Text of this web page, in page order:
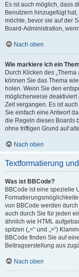
Es ist auch möglich, dass
Benutzern hinzugefügt
möchte, bevor sie auf der
Board-Administration,
Nach oben
Wie markiere ich ein
Durch Klicken des
können Sie das Thema
holen. Wenn Sie den
möglicherweise deaktiviert
Zeit vergangen. Es ist
Sie einfach eine Antwort
die Regeln dieses Boards
ohne triftigen Grund auf
Nach oben
Textformatierung
Was ist BBCode?
BBCode ist eine spezielle
von BBCode werden
auch durch Sie für jeden
ähnlich wie HTML
spitzen („<“ und „>“)
BBCode finden Sie auf
Beitragserstellung aus
Nach oben